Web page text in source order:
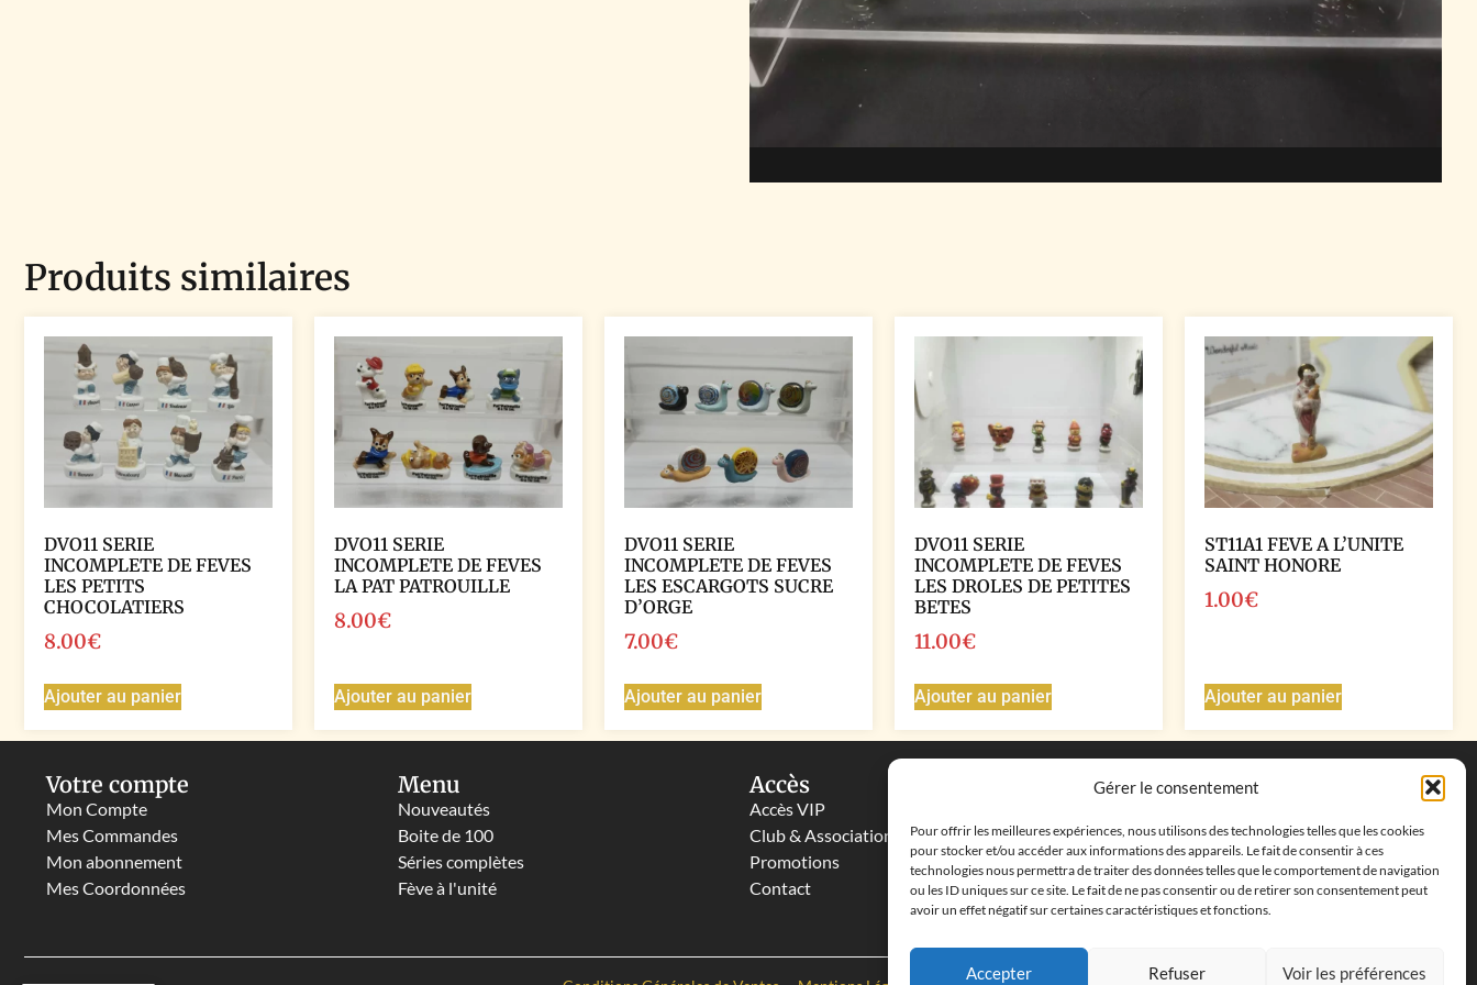
Gérer le consentement
Pour offrir les meilleures expériences, nous utilisons des technologies telles que les cookies
pour stocker et/ou accéder aux informations des appareils. Le fait de consentir à ces
technologies nous permettra de traiter des données telles que le comportement de navigation
ou les ID uniques sur ce site. Le fait de ne pas consentir ou de retirer son consentement peut
avoir un effet négatif sur certaines caractéristiques et fonctions.
Accepter Refuser Voir les préférences
Produits similaires
DVO11 SERIE
INCOMPLETE DE FEVES
LES PETITS
CHOCOLATIERS
8.00€
Ajouter au panier
DVO11 SERIE
INCOMPLETE DE FEVES
LA PAT PATROUILLE
8.00€
Ajouter au panier
DVO11 SERIE
INCOMPLETE DE FEVES
LES ESCARGOTS SUCRE
D’ORGE
7.00€
Ajouter au panier
DVO11 SERIE
INCOMPLETE DE FEVES
LES DROLES DE PETITES
BETES
11.00€
Ajouter au panier
ST11A1 FEVE A L’UNITE
SAINT HONORE
1.00€
Ajouter au panier
Votre compte
Mon Compte
Mes Commandes
Mon abonnement
Mes Coordonnées
Menu
Nouveautés
Boite de 100
Séries complètes
Fève à l'unité
Accès
Accès VIP
Club & Associations
Promotions
Contact
Coordonnées
cléments, 13500 Martigues, France
Téléphone : ‭+33652313256‬
Email :feves.collecstore@gmail.com